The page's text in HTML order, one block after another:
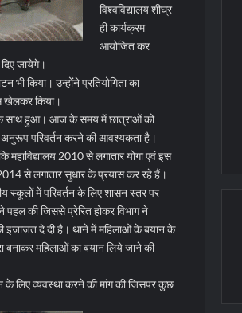
विश्वविद्यालय शीघ्र
ही कार्यक्रम
आयोजित कर
जायेगे।
भी किया। उन्होंने प्रतियोगिता का
खेलकर किया।
के साथ हुआ। आज के समय में छात्राओं को
परिवर्तन करने की आवश्यकता है।
महाविद्यालय 2010 से लगातार योगा एवं इस
से लगातार सुधार के प्रयास कर रहे हैं।
में परिवर्तन के लिए शासन स्तर पर
पहल की जिससे प्रेरित होकर विभाग ने
इजाजत दे दी है। थाने में महिलाओं के बयान के
बनाकर महिलाओं का बयान लिये जाने की
के लिए व्यवस्था करने की मांग की जिसपर कुछ